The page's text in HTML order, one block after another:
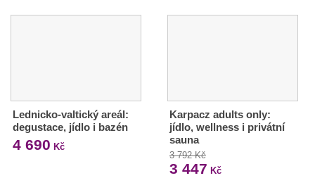
Lednicko-valtický areál:
degustace, jídlo i bazén
4 690 Kč
Karpacz adults only:
jídlo, wellness i privátní
sauna
3 792 Kč
3 447 Kč